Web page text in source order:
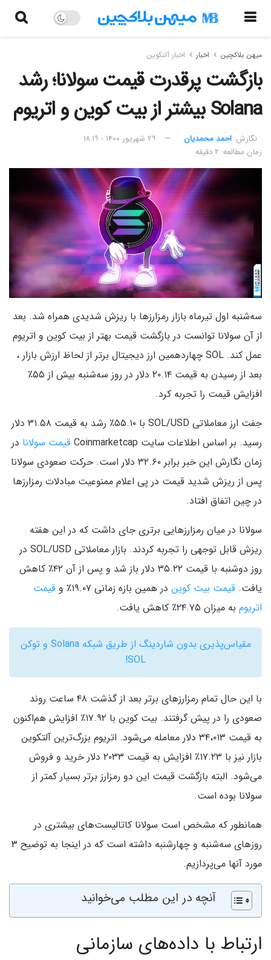
میهن بلاکچین اخبار اخبار آلتکوین
بازگشت پرقدرت قیمت سولانا؛ رشد
Solana بیشتر از بیت کوین و اتریوم
نگارش:‌ احمد محمدیان
۲۹ شهریور ۱۴۰۰ - ۱۸:۱۹
زمان مطالعه: ۲ دقیقه
سه‌شنبه اول تیرماه بازار رمزارزها با ریزش شدیدی همراه شد. بعد
از آن سولانا توانست در بازگشت قیمت بهتر از بیت کوین و اتریوم
عمل کند. SOL چهاردهمین ارز دیجیتال برتر از لحاظ ارزش بازار ،
بعد از رسیدن به قیمت ۲۰.۱۴ دلار در روز سه‌شنبه بیش از ۵۵٪
افزایش قیمت را تجربه کرد.
جفت ارز معاملاتی SOL/USD با ۵۵.۱۰٪ رشد به قیمت ۳۱.۵۸ دلار
رسید. بر اساس اطلاعات سایت Coinmarketcap
قیمت سولانا در
زمان نگارش این خبر برابر ۳۲.۶۰ دلار است. حرکت صعودی سولانا
پس از ریزش شدید قیمت در پی اعلام ممنوعیت مبادلات رمزارزها
در چین اتفاق افتاد.
سولانا در میان رمزارزهایی برتری جای داشت که در این هفته
ریزش قابل توجهی را تجربه کردند. بازار معاملاتی SOL/USD در
روز دوشنبه با قیمت ۳۵.۲۲ دلار باز شد و پس از آن ۴۲٪ کاهش
یافت. قیمت بیت کوین در همین بازه زمانی ۱۹.۰۷٪ و
قیمت
اتریوم به میزان ۲۴.۷۵٪ کاهش یافت.
مقیاس‌پذیری بدون شاردینگ از طریق شبکه Solana و توکن
SOL!
با این حال تمام رمزارزهای برتر بعد از گذشت ۴۸ ساعت روند
صعودی را در پیش گرفتند. بیت کوین با ۱۷.۹۲٪ افزایش هم‌اکنون
به قیمت ۳۴،۰۱۳ دلار معامله می‌شود. اتریوم بزرگ‌ترین آلتکوین
بازار نیز با ۱۷.۲۳٪ افزایش به قیمت ۲۰۳۳ دلار خرید و فروش
می‌شود. البته بازگشت قیمت این دو رمزارز برتر بسیار کمتر از
سولانا بوده است.
همانطور که مشخص است سولانا کاتالیست‌های بیشتری در
روزهای سه‌شنبه و چهارشنبه داشته است که در اینجا به توضیح ۳
مورد آنها می‌پردازیم.
آنچه در این مطلب می‌خوانید
ارتباط با داده‌های سازمانی